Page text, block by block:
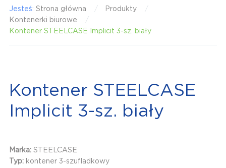
Jesteś: Strona główna
Produkty
Kontenerki biurowe
Kontener STEELCASE Implicit 3-sz. biały
Kontener STEELCASE
Implicit 3-sz. biały
Marka: STEELCASE
Typ: kontener 3-szufladkowy